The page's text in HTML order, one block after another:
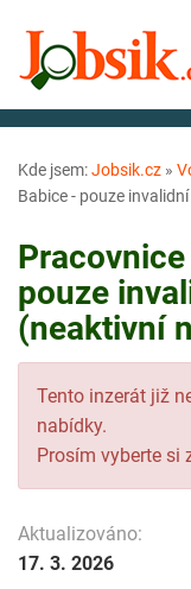
Kde jsem:Jobsik.cz »
Babice - pouze
pouze
(neaktivní
Tento inzerát již
nabídky.
Prosím vyberte si
Aktualizováno:
17. 3. 2026